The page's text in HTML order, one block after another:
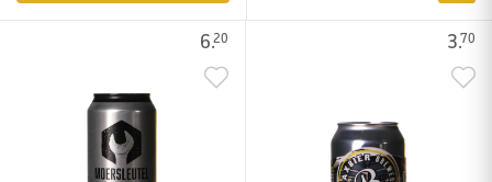
6.20 3.70